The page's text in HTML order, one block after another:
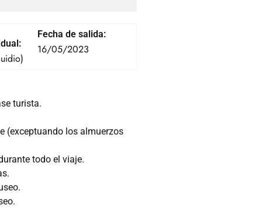
Fecha de salida:
16/05/2023
turista.
(exceptuando los almuerzos
todo el viaje.